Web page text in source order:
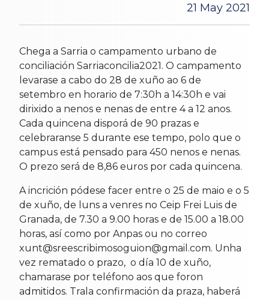
21 May 2021
Chega a Sarria o campamento urbano de
conciliación Sarriaconcilia2021. O campamento
levarase a cabo do 28 de xuño ao 6 de
setembro en horario de 7:30h a 14:30h e vai
dirixido a nenos e nenas de entre 4 a 12 anos.
Cada quincena disporá de 90 prazas e
celebraranse 5 durante ese tempo, polo que o
campus está pensado para 450 nenos e nenas.
O prezo será de 8,86 euros por cada quincena.
A incrición pódese facer entre o 25 de maio e o 5
de xuño, de luns a venres no Ceip Frei Luis de
Granada, de 7.30 a 9.00 horas e de 15.00 a 18.00
horas, así como por Anpas ou no correo
xunt@sreescribimosoguion@gmail.com. Unha
vez rematado o prazo, o día 10 de xuño,
chamarase por teléfono aos que foron
admitidos. Trala confirmación da praza, haberá